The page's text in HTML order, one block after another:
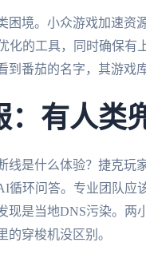
困境。小众游戏加速资
化的工具，同时确保有
到番茄的名字，其游戏
：有人类
线是什么体验？捷克玩
循环问答。专业团队应
现是当地DNS污染。
的穿梭机没区别。